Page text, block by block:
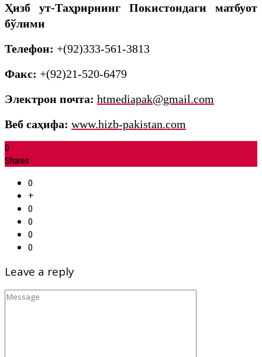
Ҳизб ут-Таҳрирнинг Покистондаги матбуот
бўлими
Телефон: +(92)333-561-3813
Факс: +(92)21-520-6479
Электрон почта: htmediapak@gmail.com
Веб саҳифа: www.hizb-pakistan.com
0
Shares
0
+
0
0
0
0
Leave a reply